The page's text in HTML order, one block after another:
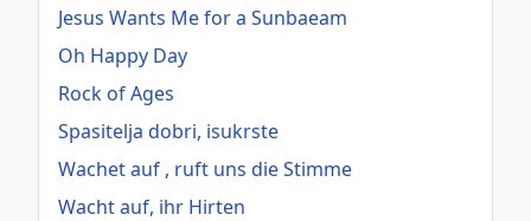
Jesus Wants Me for a Sunbaeam
Oh Happy Day
Rock of Ages
Spasitelja dobri, isukrste
Wachet auf , ruft uns die Stimme
Wacht auf, ihr Hirten